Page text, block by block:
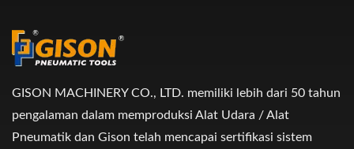
GISON MACHINERY CO., LTD. memiliki lebih dari 50 tahun
pengalaman dalam memproduksi Alat Udara / Alat
Pneumatik dan Gison telah mencapai sertifikasi sistem